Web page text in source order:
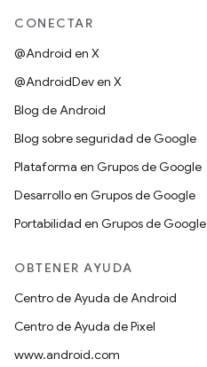
CONECTAR
@Android en X
@AndroidDev en X
Blog de Android
Blog sobre seguridad de Google
Plataforma en Grupos de Google
Desarrollo en Grupos de Google
Portabilidad en Grupos de Google
OBTENER AYUDA
Centro de Ayuda de Android
Centro de Ayuda de Pixel
www.android.com